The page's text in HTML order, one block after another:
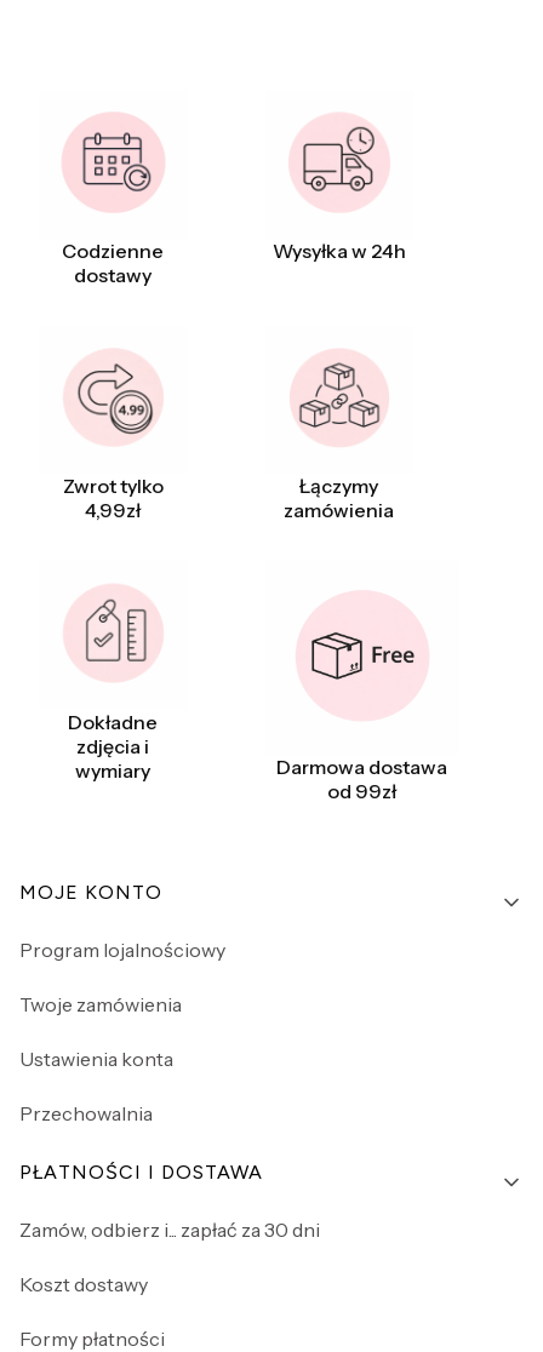
Codzienne
dostawy
Wysyłka w 24h
Zwrot tylko
4,99zł
Łączymy
zamówienia
Dokładne
zdjęcia i
wymiary
Darmowa dostawa
od 99zł
Linki w stopce
MOJE KONTO
Program lojalnościowy
Twoje zamówienia
Ustawienia konta
Przechowalnia
PŁATNOŚCI I DOSTAWA
Zamów, odbierz i... zapłać za 30 dni
Koszt dostawy
Formy płatności